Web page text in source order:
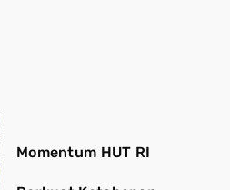
Momentum HUT RI